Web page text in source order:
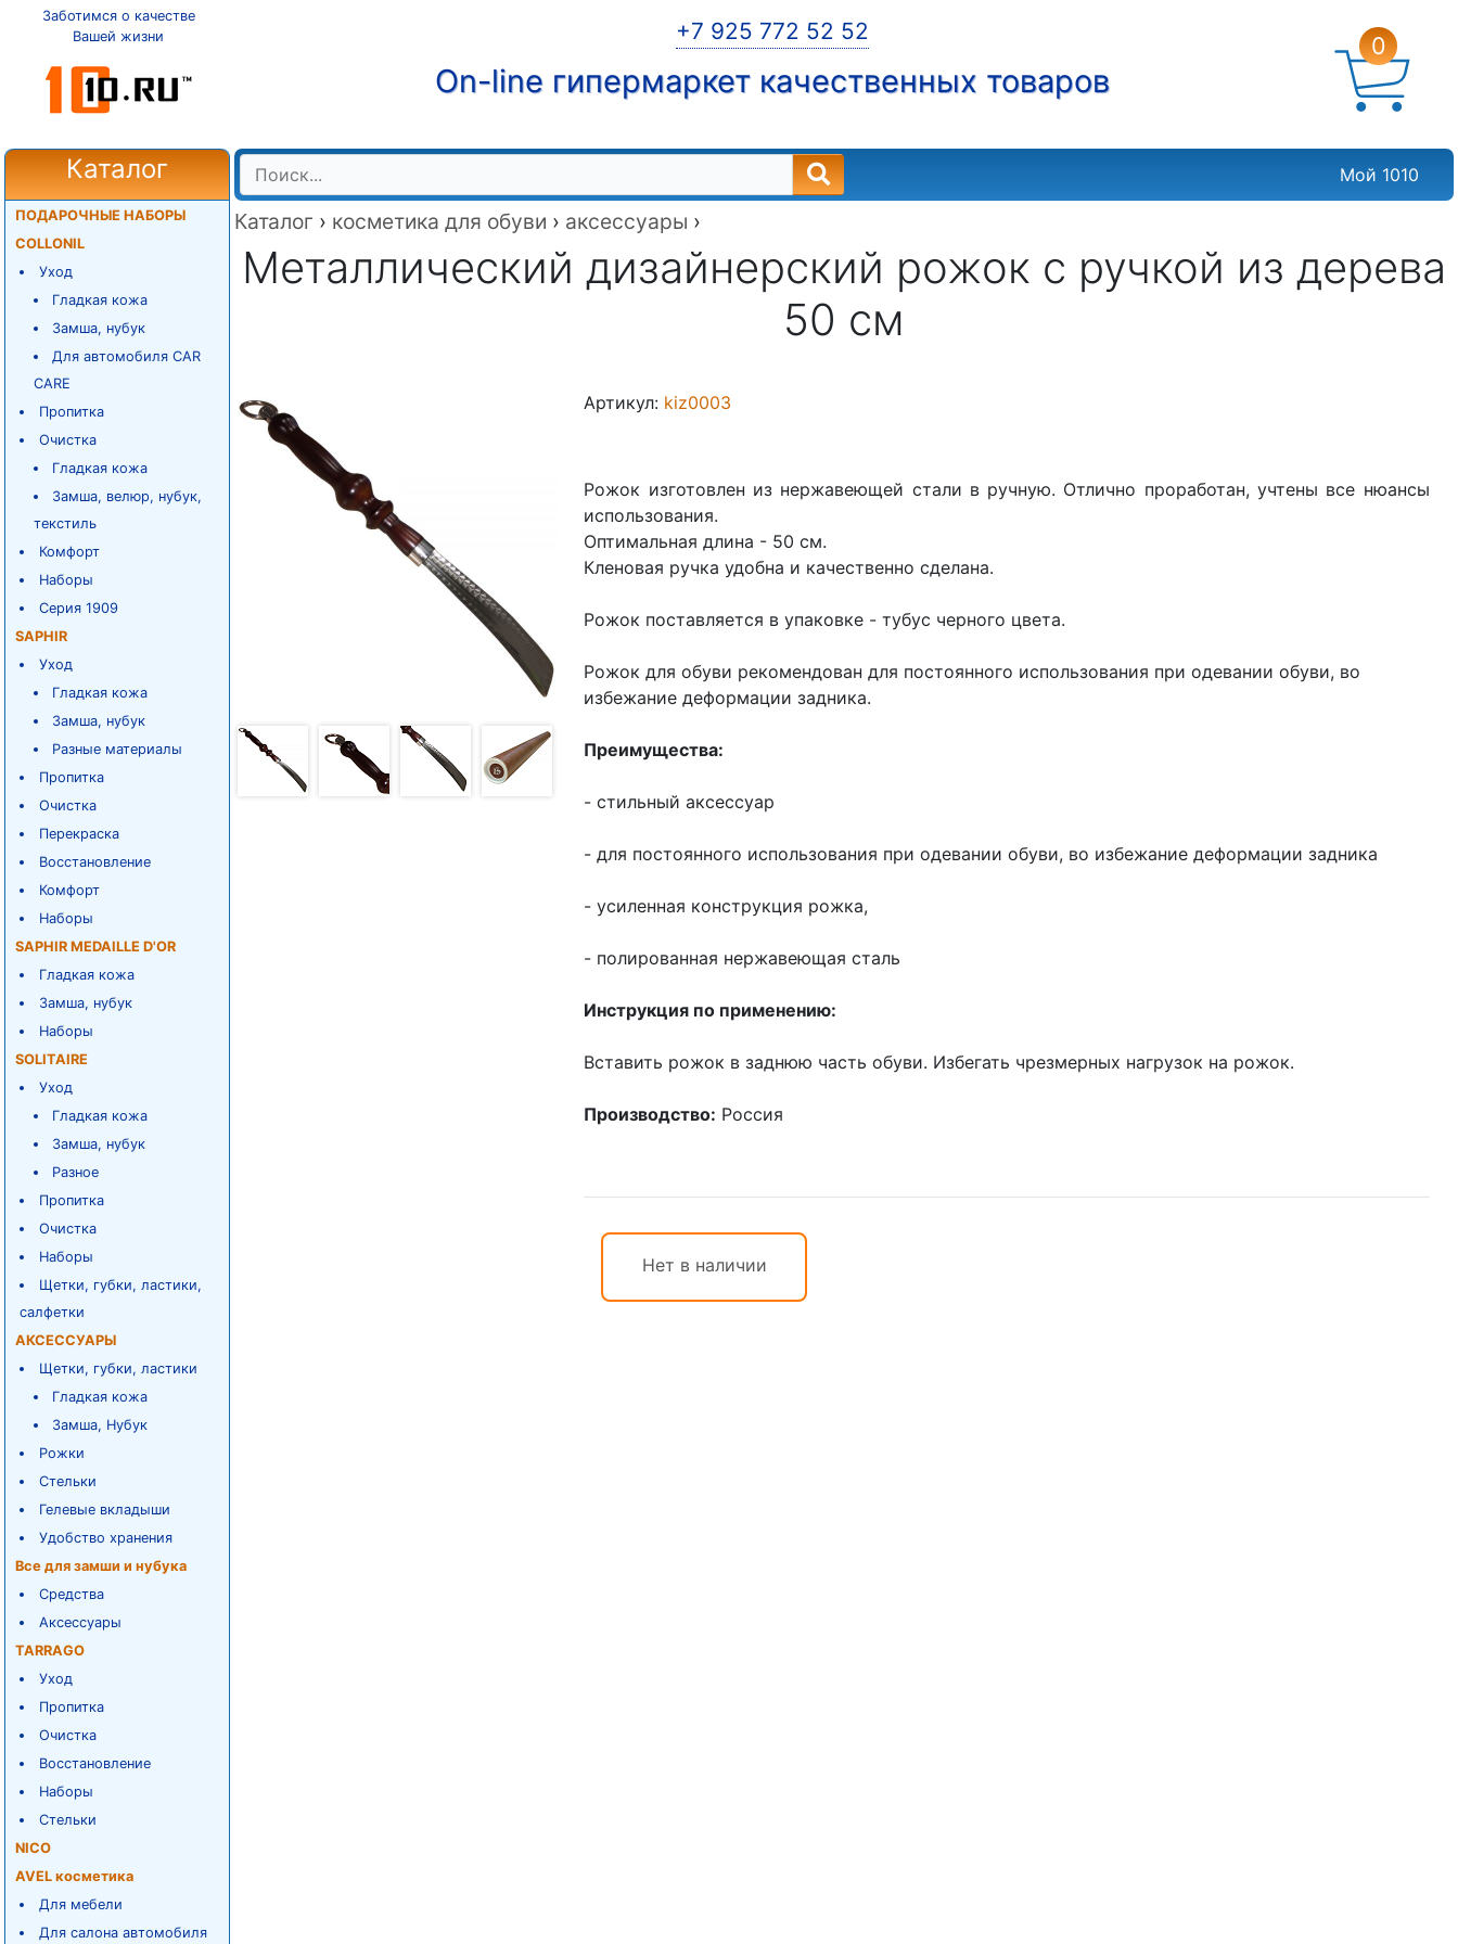
Заботимся о качестве
Вашей жизни
+7 925 772 52 52
On-line гипермаркет качественных товаров
0
Каталог
ПОДАРОЧНЫЕ НАБОРЫ
COLLONIL
Уход
Гладкая кожа
Замша, нубук
Для автомобиля CAR
CARE
Пропитка
Очистка
Гладкая кожа
Замша, велюр, нубук,
текстиль
Комфорт
Наборы
Серия 1909
SAPHIR
Уход
Гладкая кожа
Замша, нубук
Разные материалы
Пропитка
Очистка
Перекраска
Восстановление
Комфорт
Наборы
SAPHIR MEDAILLE D'OR
Гладкая кожа
Замша, нубук
Наборы
SOLITAIRE
Уход
Гладкая кожа
Замша, нубук
Разное
Пропитка
Очистка
Наборы
Щетки, губки, ластики,
салфетки
АКСЕССУАРЫ
Щетки, губки, ластики
Гладкая кожа
Замша, Нубук
Рожки
Стельки
Гелевые вкладыши
Удобство хранения
Все для замши и нубука
Средства
Аксессуары
TARRAGO
Уход
Пропитка
Очистка
Восстановление
Наборы
Стельки
NICO
AVEL косметика
Для мебели
Для салона автомобиля
Мой 1010
Каталог › косметика для обуви › аксессуары ›
Металлический дизайнерский рожок с ручкой из дерева
50 см
Артикул: kiz0003
Рожок изготовлен из нержавеющей стали в ручную. Отлично проработан, учтены все нюансы
использования.
Оптимальная длина - 50 см.
Кленовая ручка удобна и качественно сделана.
Рожок поставляется в упаковке - тубус черного цвета.
Рожок для обуви рекомендован для постоянного использования при одевании обуви, во
избежание деформации задника.
Преимущества:
- стильный аксессуар
- для постоянного использования при одевании обуви, во избежание деформации задника
- усиленная конструкция рожка,
- полированная нержавеющая сталь
Инструкция по применению:
Вставить рожок в заднюю часть обуви. Избегать чрезмерных нагрузок на рожок.
Производство: Россия
Нет в наличии